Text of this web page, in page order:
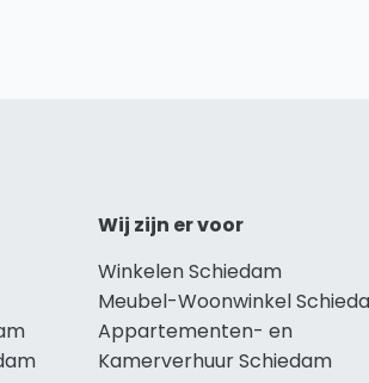
Wij zijn er voor
Winkelen Schiedam
Meubel-Woonwinkel
Appartementen- en
Kamerverhuur Schiedam